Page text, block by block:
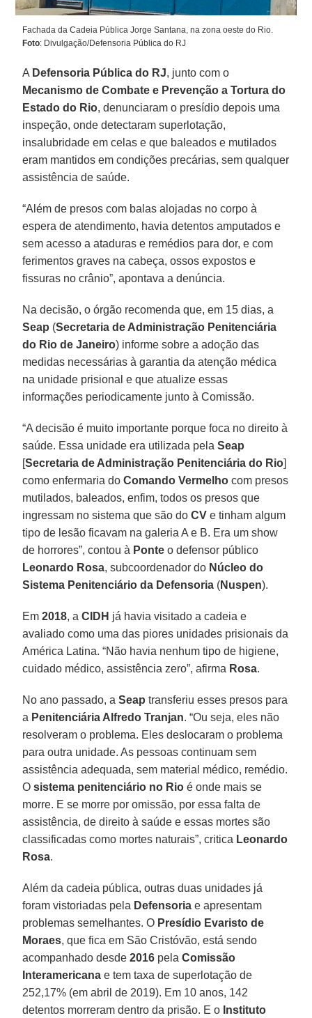
Fachada da Cadeia Pública Jorge Santana, na zona oeste do Rio.
Foto: Divulgação/Defensoria Pública do RJ
A Defensoria Pública do RJ, junto com o
Mecanismo de Combate e Prevenção a Tortura do
Estado do Rio, denunciaram o presídio depois uma
inspeção, onde detectaram superlotação,
insalubridade em celas e que baleados e mutilados
eram mantidos em condições precárias, sem qualquer
assistência de saúde.
“Além de presos com balas alojadas no corpo à
espera de atendimento, havia detentos amputados e
sem acesso a ataduras e remédios para dor, e com
ferimentos graves na cabeça, ossos expostos e
fissuras no crânio”, apontava a denúncia.
Na decisão, o órgão recomenda que, em 15 dias, a
Seap (Secretaria de Administração Penitenciária
do Rio de Janeiro) informe sobre a adoção das
medidas necessárias à garantia da atenção médica
na unidade prisional e que atualize essas
informações periodicamente junto à Comissão.
“A decisão é muito importante porque foca no direito à
saúde. Essa unidade era utilizada pelaSeap
[Secretaria de Administração Penitenciária do Rio]
como enfermaria doComando Vermelho com presos
mutilados, baleados, enfim, todos os presos que
ingressam no sistema que são doCV e tinham algum
tipo de lesão ficavam na galeria A e B. Era um show
de horrores”, contou à Ponte o defensor público
Leonardo Rosa, subcoordenador do Núcleo do
Sistema Penitenciário da Defensoria (Nuspen).
Em2018, aCIDH já havia visitado a cadeia e
avaliado como uma das piores unidades prisionais da
América Latina. “Não havia nenhum tipo de higiene,
cuidado médico, assistência zero”, afirma Rosa.
No ano passado, aSeap transferiu esses presos para
a Penitenciária Alfredo Tranjan. “Ou seja, eles não
resolveram o problema. Eles deslocaram o problema
para outra unidade. As pessoas continuam sem
assistência adequada, sem material médico, remédio.
Osistema penitenciário no Rio é onde mais se
morre. E se morre por omissão, por essa falta de
assistência, de direito à saúde e essas mortes são
classificadas como mortes naturais”, critica Leonardo
Rosa.
Além da cadeia pública, outras duas unidades já
foram vistoriadas pela Defensoria e apresentam
problemas semelhantes. O Presídio Evaristo de
Moraes, que fica em São Cristóvão, está sendo
acompanhado desde2016 pelaComissão
Interamericana e tem taxa de superlotação de
252,17% (em abril de 2019). Em 10 anos, 142
detentos morreram dentro da prisão. E o Instituto